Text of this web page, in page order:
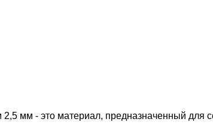
мм - это материал, предназначенный